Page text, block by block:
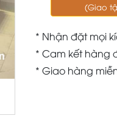
(Giao
* Nhận đặt mọi
* Cam kết hàng
* Giao hàng